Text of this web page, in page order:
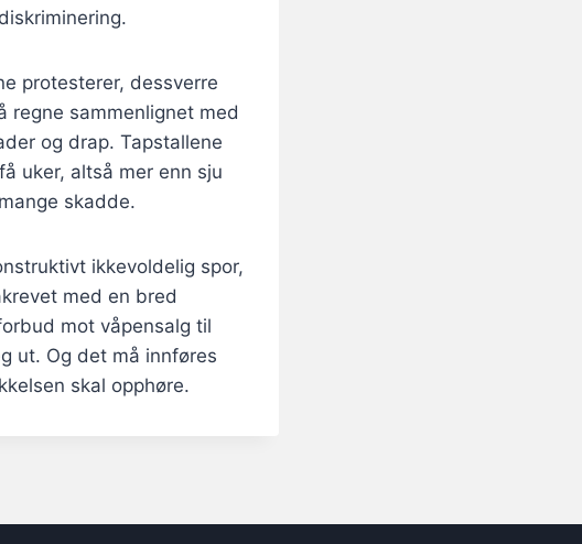
protesterer, dessverre
regne sammenlignet med
og drap. Tapstallene
uker, altså mer enn sju
skadde.
ikkevoldelig spor,
med en bred
mot våpensalg til
ut. Og det må innføres
skal opphøre.